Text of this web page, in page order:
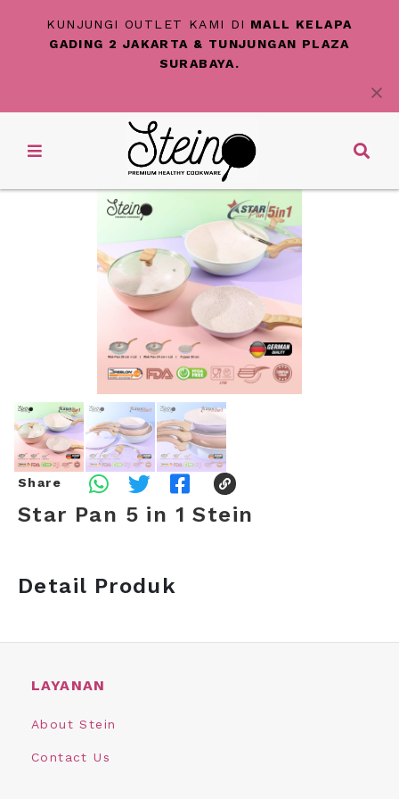
KUNJUNGI OUTLET KAMI DI MALL KELAPA
GADING 2 JAKARTA & TUNJUNGAN PLAZA
SURABAYA.
Share
Star Pan 5 in 1 Stein
Detail Produk
LAYANAN
About Stein
Contact Us